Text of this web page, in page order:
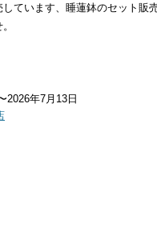
ています、睡蓮鉢のセット販売
2026年7月13日